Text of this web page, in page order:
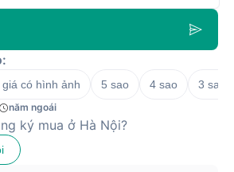
có thể đến cơ sở cửa hàng gần nhất
qua website
hoanghamobile.com
mãi, quà tặng đang chờ đón bạn.
có hình ảnh 5 sao 4 sao 3 sao
năm ngoái
ký mua ở Hà Nội?